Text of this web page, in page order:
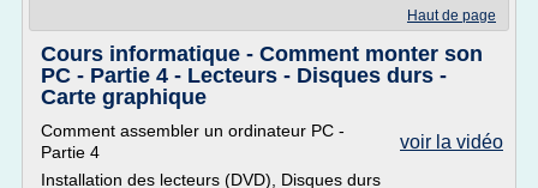
Haut de page
Cours informatique - Comment monter son
PC - Partie 4 - Lecteurs - Disques durs -
Carte graphique
voir la vidéo
Comment assembler un ordinateur PC -
Partie 4
Installation des lecteurs (DVD), Disques durs